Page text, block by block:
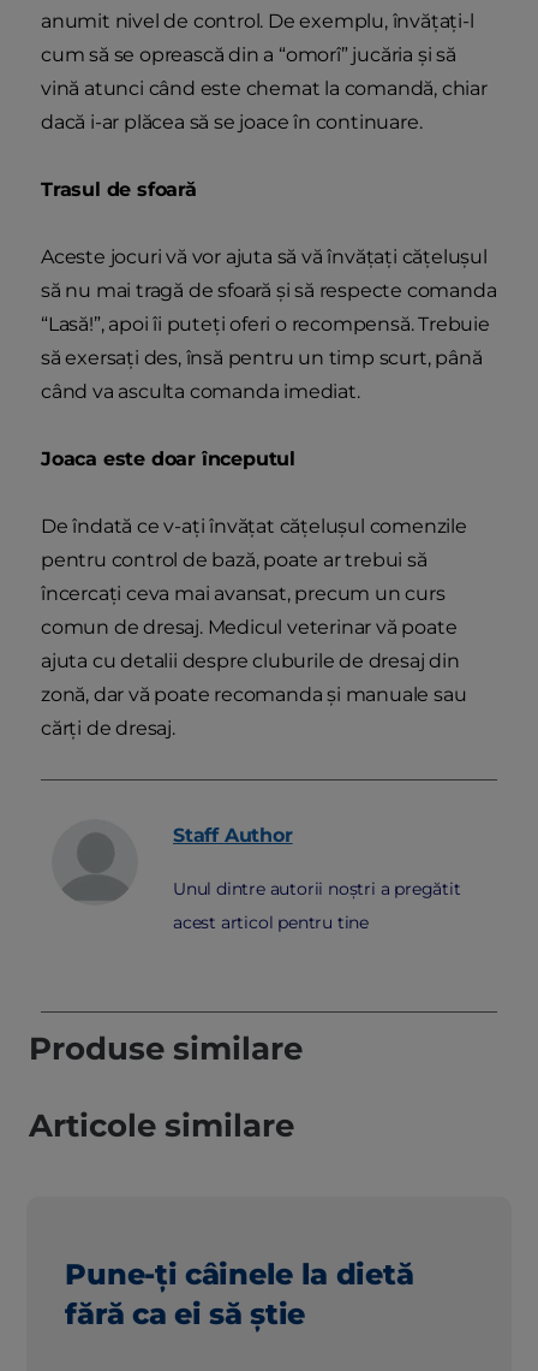
anumit nivel de control. De exemplu, învățați-l
cum să se oprească din a “omorî” jucăria și să
vină atunci când este chemat la comandă, chiar
dacă i-ar plăcea să se joace în continuare.
Trasul de sfoară
Aceste jocuri vă vor ajuta să vă învățați cățelușul
să nu mai tragă de sfoară și să respecte comanda
“Lasă!”, apoi îi puteți oferi o recompensă. Trebuie
să exersați des, însă pentru un timp scurt, până
când va asculta comanda imediat.
Joaca este doar începutul
De îndată ce v-ați învățat cățelușul comenzile
pentru control de bază, poate ar trebui să
încercați ceva mai avansat, precum un curs
comun de dresaj. Medicul veterinar vă poate
ajuta cu detalii despre cluburile de dresaj din
zonă, dar vă poate recomanda și manuale sau
cărți de dresaj.
Staff Author
Unul dintre autorii noștri a pregătit
acest articol pentru tine
Produse similare
Articole similare
Pune-ți câinele la dietă
fără ca ei să știe